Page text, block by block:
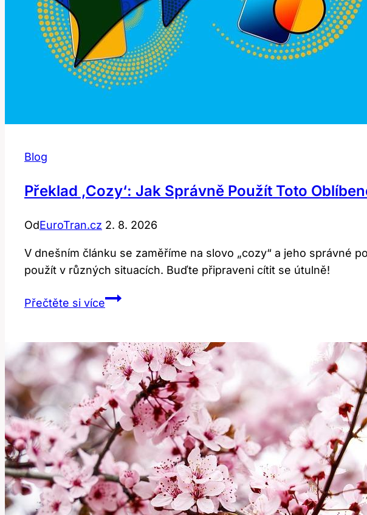
Blog
Překlad ‚cozy‘: Jak Správně Použít Toto
OdEuroTran.cz 2. 8. 2026
V dnešním článku se zaměříme na slovo „cozy“ a jeho správné
použít v různých situacích. Buďte připraveni cítit se útulně!
Přečtěte si vícePřeklad
správně
použít
toto
oblíbené
slovo